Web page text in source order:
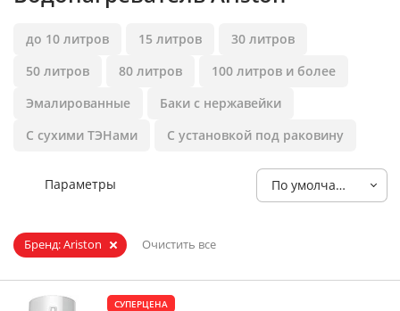
до 10 литров 15 литров
30 литров
50 литров
80 литров
100 литров и более
Эмалированные
Баки с нержавейки
С сухими ТЭНами
С установкой под раковину
Параметры По умолчанию
Бренд: Ariston Очистить все
СУПЕРЦЕНА